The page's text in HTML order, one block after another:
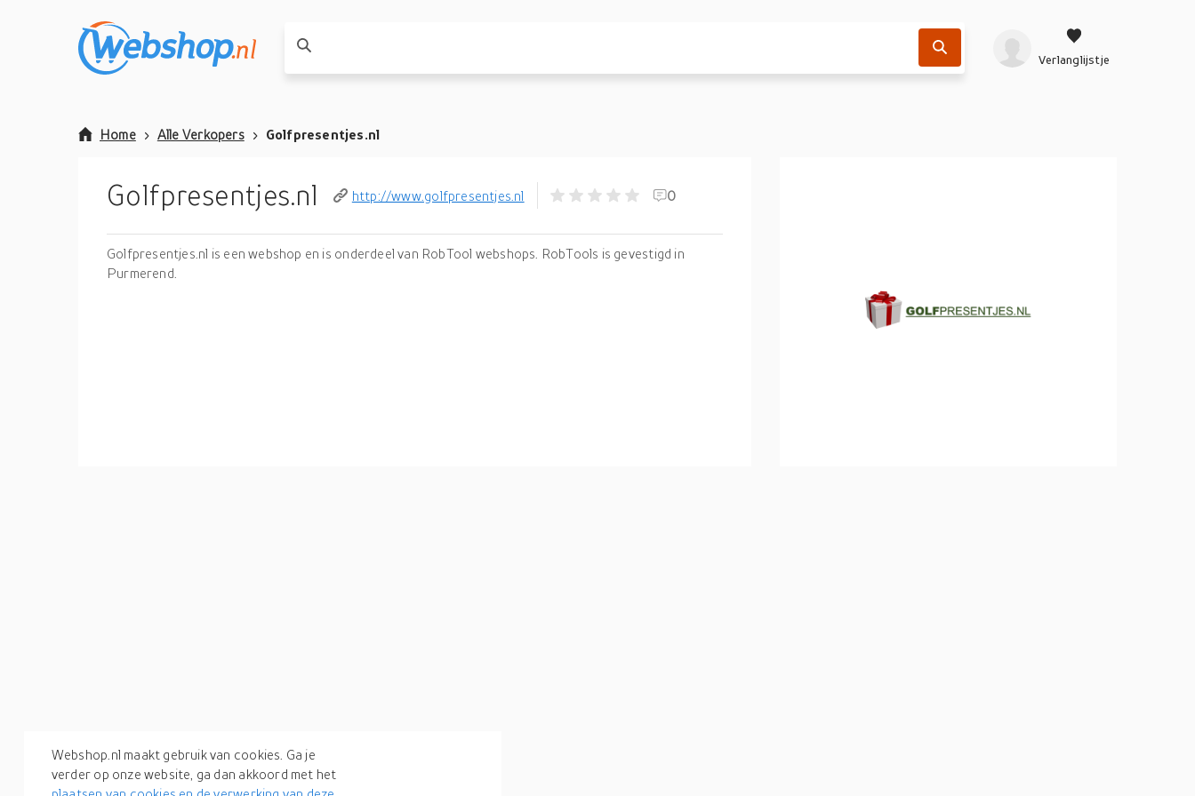
Verlanglijstje
Home Alle Verkopers Golfpresentjes.nl
Golfpresentjes.nl http://www.golfpresentjes.nl 0
Golfpresentjes.nl is een webshop en is onderdeel van RobTool webshops. RobTools is gevestigd in
Purmerend.
Webshop.nl maakt gebruik van cookies. Ga je
verder op onze website, ga dan akkoord met het